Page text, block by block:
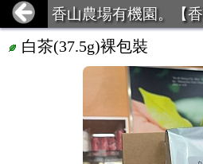
香山農場有機園。【
白茶(37.5g)裸包裝